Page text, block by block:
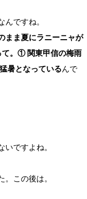
んですね。
まま夏にラニーニャが
て。① 関東甲信の梅雨
暑となっているんで
ですよね。
この後は。